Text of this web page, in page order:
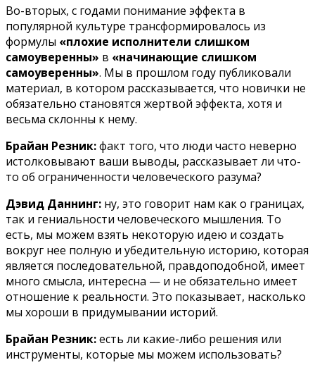
Во-вторых, с годами понимание эффекта в
популярной культуре трансформировалось из
формулы «плохие исполнители слишком
самоуверенны» в «начинающие слишком
самоуверенны». Мы в прошлом году публиковали
материал, в котором рассказывается, что новички не
обязательно становятся жертвой эффекта, хотя и
весьма склонны к нему.
Брайан Резник:факт того, что люди часто неверно
истолковывают ваши выводы, рассказывает ли что-
то об ограниченности человеческого разума?
Дэвид Даннинг: ну, это говорит нам как о границах,
так и гениальности человеческого мышления. То
есть, мы можем взять некоторую идею и создать
вокруг нее полную и убедительную историю, которая
является последовательной, правдоподобной, имеет
много смысла, интересна — и не обязательно имеет
отношение к реальности. Это показывает, насколько
мы хороши в придумывании историй.
Брайан Резник:есть ли какие-либо решения или
инструменты, которые мы можем использовать?